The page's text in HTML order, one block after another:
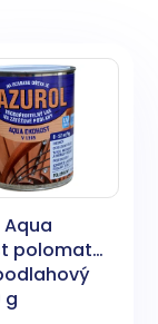
Aqua
polomat
g